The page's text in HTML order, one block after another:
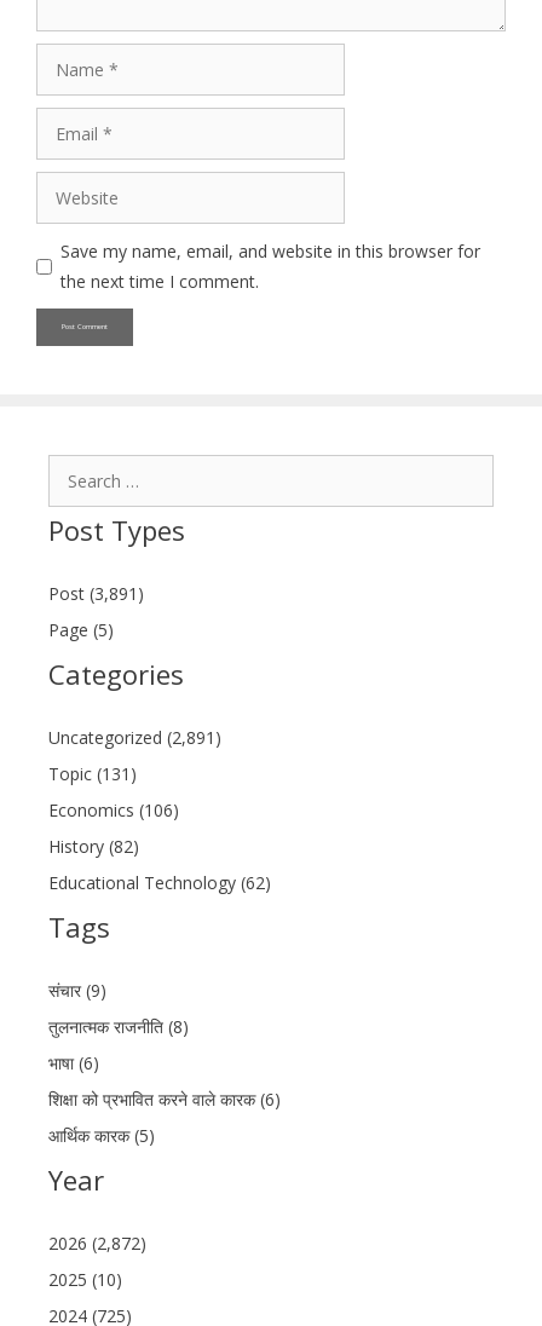
Website
Save my name, email, and website in this browser for
the next time I comment.
Post Types
Post (3,891)
Page (5)
Categories
Uncategorized (2,891)
Topic (131)
Economics (106)
History (82)
Educational Technology (62)
Tags
संचार (9)
तुलनात्मक राजनीति (8)
भाषा (6)
शिक्षा को प्रभावित करने वाले कारक (6)
आर्थिक कारक (5)
Year
2026 (2,872)
2025 (10)
2024 (725)